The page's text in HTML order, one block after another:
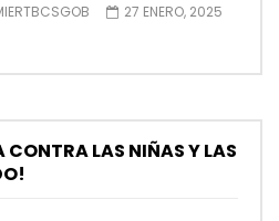
27 ENERO, 2025
CONTRA LAS NIÑAS Y LAS